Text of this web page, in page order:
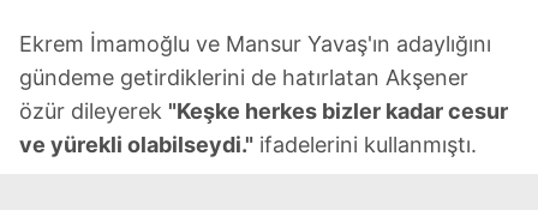
Ekrem İmamoğlu ve Mansur Yavaş'ın adaylığını
gündeme getirdiklerini de hatırlatan Akşener
özür dileyerek "Keşke herkes bizler kadar cesur
ve yürekli olabilseydi." ifadelerini kullanmıştı.